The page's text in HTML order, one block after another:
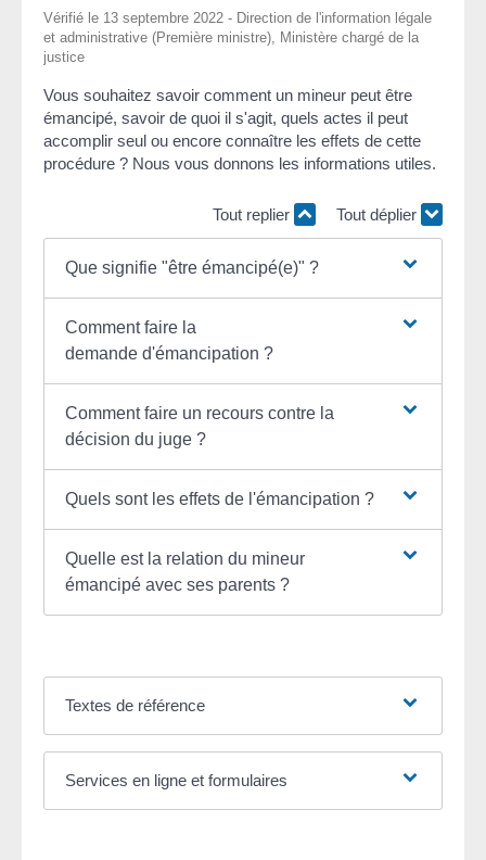
Vérifié le 13 septembre 2022 - Direction de l'information légale
et administrative (Première ministre), Ministère chargé de la
justice
Vous souhaitez savoir comment un mineur peut être
émancipé, savoir de quoi il s'agit, quels actes il peut
accomplir seul ou encore connaître les effets de cette
procédure ? Nous vous donnons les informations utiles.
Tout replier Tout déplier
Que signifie "être émancipé(e)" ?
Comment faire la
demande d'émancipation ?
Comment faire un recours contre la
décision du juge ?
Quels sont les effets de l'émancipation ?
Quelle est la relation du mineur
émancipé avec ses parents ?
Textes de référence
Services en ligne et formulaires